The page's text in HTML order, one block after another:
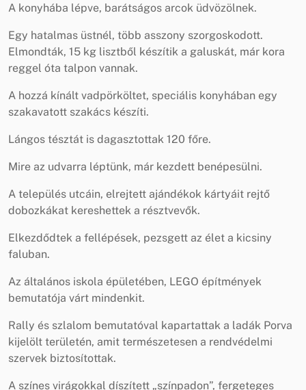
A konyhába lépve, barátságos arcok üdvözölnek.
Egy hatalmas üstnél, több asszony szorgoskodott.
Elmondták, 15 kg lisztből készítik a galuskát, már kora
reggel óta talpon vannak.
A hozzá kínált vadpörköltet, speciális konyhában egy
szakavatott szakács készíti.
Lángos tésztát is dagasztottak 120 főre.
Mire az udvarra léptünk, már kezdett benépesülni.
A település utcáin, elrejtett ajándékok kártyáit rejtő
dobozkákat kereshettek a résztvevők.
Elkezdődtek a fellépések, pezsgett az élet a kicsiny
faluban.
Az általános iskola épületében, LEGO építmények
bemutatója várt mindenkit.
Rally és szlalom bemutatóval kapartattak a ladák Porva
kijelölt területén, amit természetesen a rendvédelmi
szervek biztosítottak.
A színes virágokkal díszített „színpadon”, fergeteges